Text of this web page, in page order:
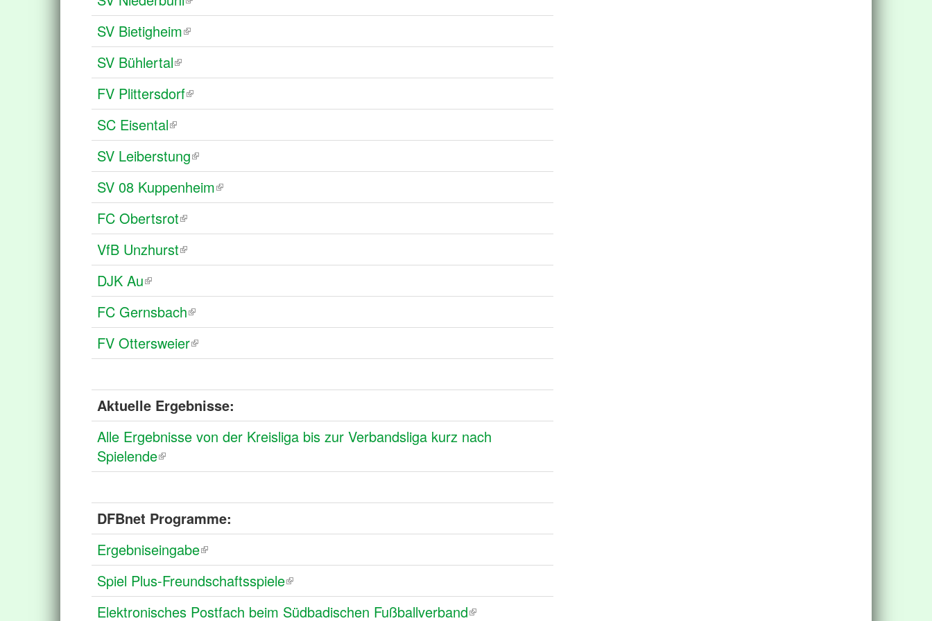
SV Bietigheim
SV Bühlertal
FV Plittersdorf
SC Eisental
SV Leiberstung
SV 08 Kuppenheim
FC Obertsrot
VfB Unzhurst
DJK Au
FC Gernsbach
FV Ottersweier
Aktuelle Ergebnisse:
Alle Ergebnisse von der Kreisliga bis zur Verbandsliga kurz nach
Spielende
DFBnet Programme:
Ergebniseingabe
Spiel Plus-Freundschaftsspiele
Elektronisches Postfach beim Südbadischen Fußballverband